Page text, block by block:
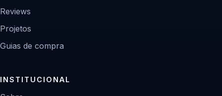
Reviews
Projetos
Guias de compra
INSTITUCIONAL